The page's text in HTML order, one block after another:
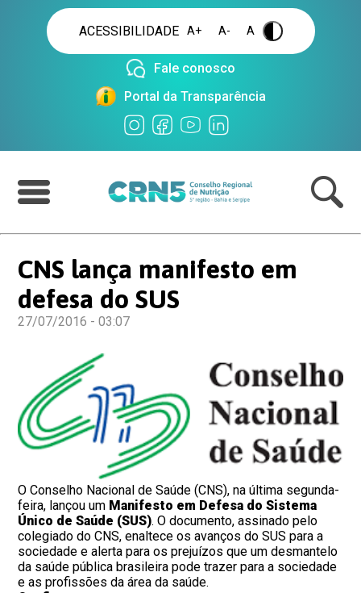
ACESSIBILIDADE A+ A- A .
Fale conosco
Portal da Transparência
CNS lança manifesto em
defesa do SUS
27/07/2016 - 03:07
O Conselho Nacional de Saúde (CNS), na última segunda-
feira, lançou um Manifesto em Defesa do Sistema
Único de Saúde (SUS). O documento, assinado pelo
colegiado do CNS, enaltece os avanços do SUS para a
sociedade e alerta para os prejuízos que um desmantelo
da saúde pública brasileira pode trazer para a sociedade
e as profissões da área da saúde.